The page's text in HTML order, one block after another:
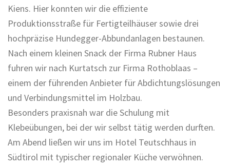
Kiens. Hier konnten wir die effiziente
Produktionsstraße für Fertigteilhäuser sowie drei
hochpräzise Hundegger-Abbundanlagen bestaunen.
Nach einem kleinen Snack der Firma Rubner Haus
fuhren wir nach Kurtatsch zur Firma Rothoblaas –
einem der führenden Anbieter für Abdichtungslösungen
und Verbindungsmittel im Holzbau.
Besonders praxisnah war die Schulung mit
Klebeübungen, bei der wir selbst tätig werden durften.
Am Abend ließen wir uns im Hotel Teutschhaus in
Südtirol mit typischer regionaler Küche verwöhnen.